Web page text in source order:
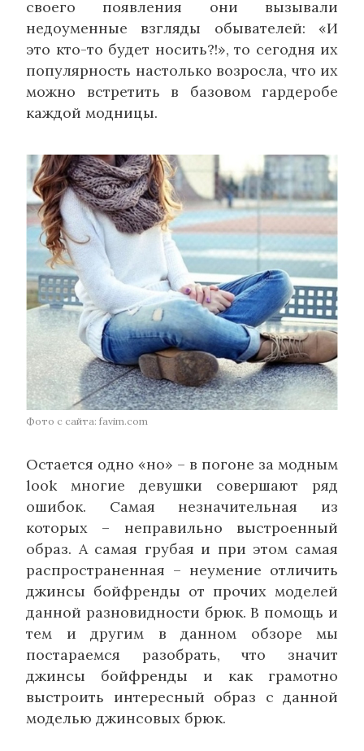
своего появления они вызывали
недоуменные взгляды обывателей: «И
это кто-то будет носить?!», то сегодня их
популярность настолько возросла, что их
можно встретить в базовом гардеробе
каждой модницы.
Фото с сайта: favim.com
Остается одно «но» – в погоне за модным
look многие девушки совершают ряд
ошибок. Самая незначительная из
которых – неправильно выстроенный
образ. А самая грубая и при этом самая
распространенная – неумение отличить
джинсы бойфренды от прочих моделей
данной разновидности брюк. В помощь и
тем и другим в данном обзоре мы
постараемся разобрать, что значит
джинсы бойфренды и как грамотно
выстроить интересный образ с данной
моделью джинсовых брюк.